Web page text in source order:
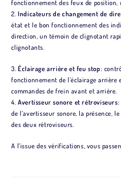
fonctionnement des feux de position,
2.Indicateurs de changement de
état et le bon fonctionnement des
direction, un témoin de clignotant
clignotants.
3. Éclairage arrière et feu stop:
fonctionnement de l’éclairage arrière
commandes de frein avant et arrière.
4.Avertisseur sonore et rétroviseurs:
de l’avertisseur sonore, la présence,
des deux rétroviseurs.
A l’issue des vérifications, vous